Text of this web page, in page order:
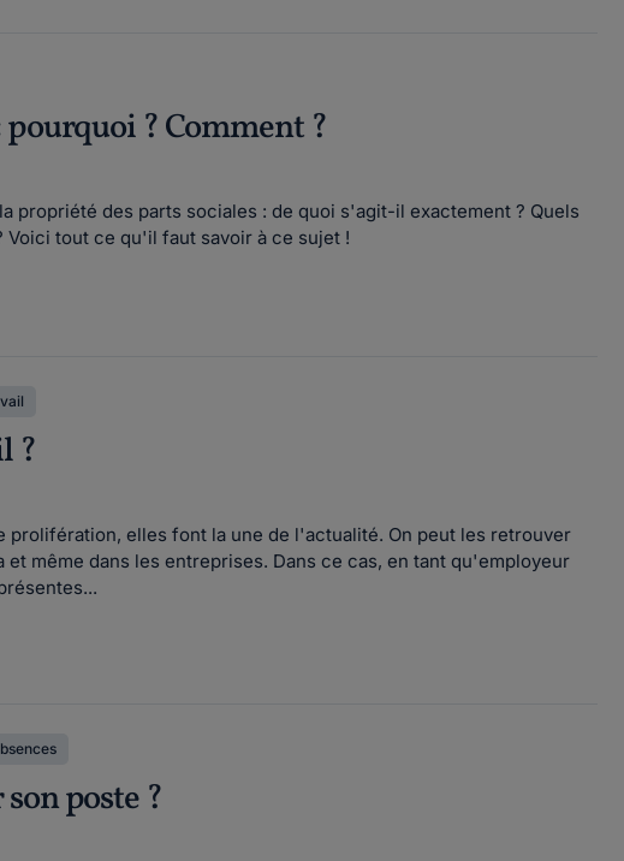
? Comment ?
propriété des parts sociales : de quoi s'agit-il exactement ? Quels
tout ce qu'il faut savoir à ce sujet !
?
prolifération, elles font la une de l'actualité. On peut les retrouver
même dans les entreprises. Dans ce cas, en tant qu'employeur
poste ?